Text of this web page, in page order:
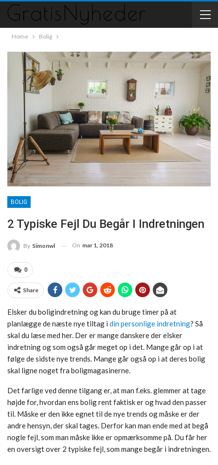
Home Bolig
BOLIG
2 Typiske Fejl Du Begår I Indretningen
By Simonwl On mar 1, 2018
0
Share
Elsker du boligindretning og kan du bruge timer på at
planlægge de næste nye tiltag i din personlige indretning? Så
skal du læse med her. Der er mange danskere der elsker
indretning og som også går meget op i det. Mange går op i at
følge de sidste nye trends. Mange går også op i at deres bolig
skal ligne noget fra boligmagasinerne.
Det farlige ved denne tilgang er, at man f.eks. glemmer at tage
højde for, hvordan ens bolig rent faktisk er og hvad den passer
til. Måske er den ikke egnet til de nye trends og måske er der
andre hensyn, der skal tages. Derfor kan man ende med at begå
nogle fejl, som man måske ikke er opmærksomme på. Du får her
en oversigt over 2 typiske fejl, som mange begår i indretningen.